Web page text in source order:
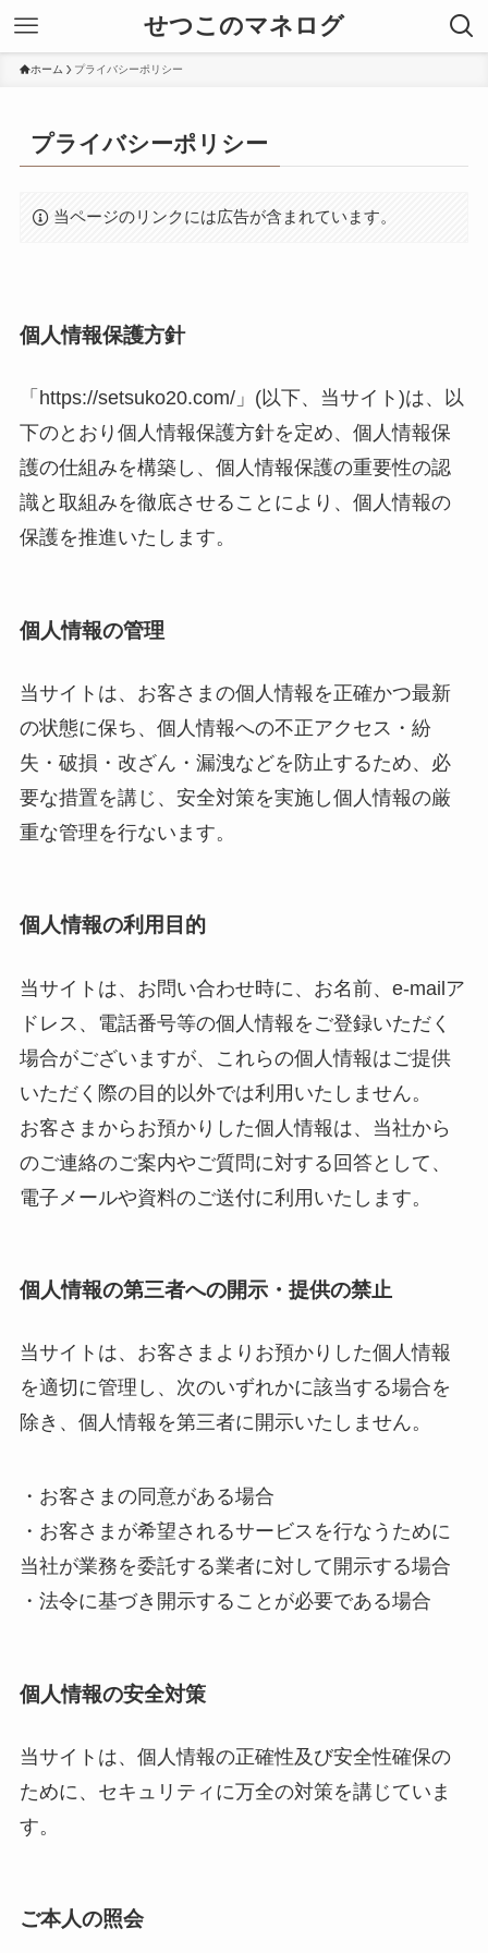
せつこのマネログ
ホーム プライバシーポリシー
プライバシーポリシー
当ページのリンクには広告が含まれています。
個人情報保護方針
「https://setsuko20.com/」(以下、当サイト)は、以
下のとおり個人情報保護方針を定め、個人情報保
護の仕組みを構築し、個人情報保護の重要性の認
識と取組みを徹底させることにより、個人情報の
保護を推進いたします。
個人情報の管理
当サイトは、お客さまの個人情報を正確かつ最新
の状態に保ち、個人情報への不正アクセス・紛
失・破損・改ざん・漏洩などを防止するため、必
要な措置を講じ、安全対策を実施し個人情報の厳
重な管理を行ないます。
個人情報の利用目的
当サイトは、お問い合わせ時に、お名前、e-mailア
ドレス、電話番号等の個人情報をご登録いただく
場合がございますが、これらの個人情報はご提供
いただく際の目的以外では利用いたしません。
お客さまからお預かりした個人情報は、当社から
のご連絡のご案内やご質問に対する回答として、
電子メールや資料のご送付に利用いたします。
個人情報の第三者への開示・提供の禁止
当サイトは、お客さまよりお預かりした個人情報
を適切に管理し、次のいずれかに該当する場合を
除き、個人情報を第三者に開示いたしません。
・お客さまの同意がある場合
・お客さまが希望されるサービスを行なうために
当社が業務を委託する業者に対して開示する場合
・法令に基づき開示することが必要である場合
個人情報の安全対策
当サイトは、個人情報の正確性及び安全性確保の
ために、セキュリティに万全の対策を講じていま
す。
ご本人の照会